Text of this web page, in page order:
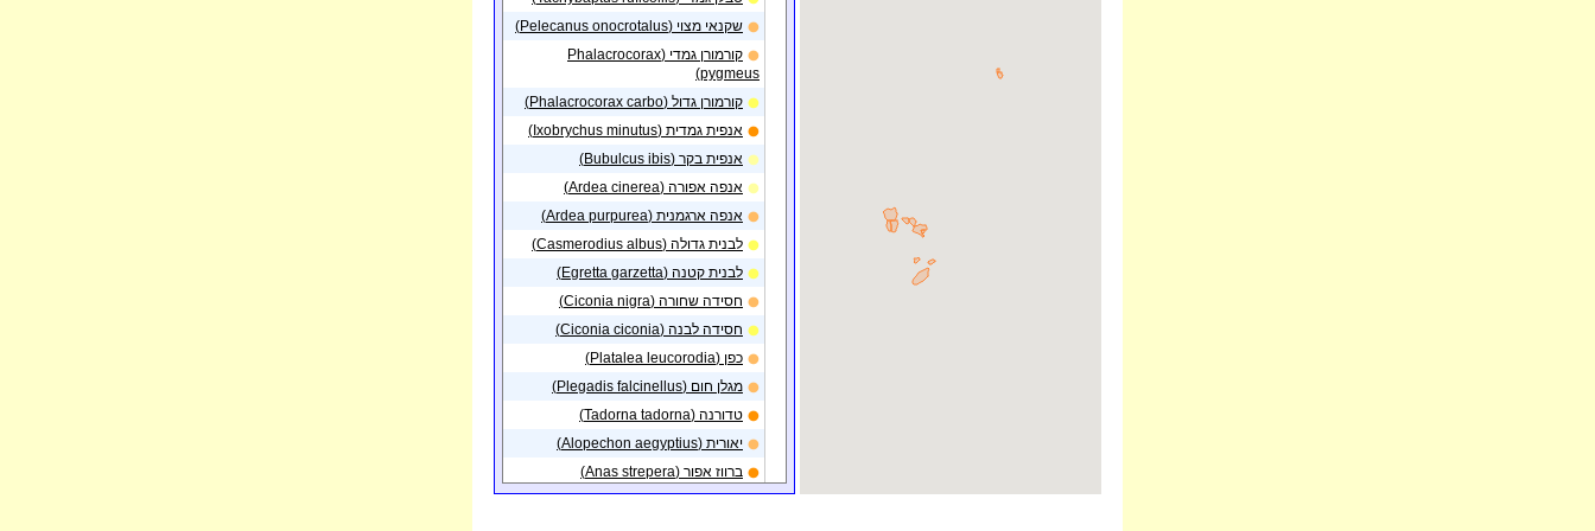
שקנאי מצוי (Pelecanus onocrotalus)
קורמורן גמדי (Phalacrocorax
pygmeus)
קורמורן גדול (Phalacrocorax carbo)
אנפית גמדית (Ixobrychus minutus)
אנפית בקר (Bubulcus ibis)
אנפה אפורה (Ardea cinerea)
אנפה ארגמנית (Ardea purpurea)
לבנית גדולה (Casmerodius albus)
לבנית קטנה (Egretta garzetta)
חסידה שחורה (Ciconia nigra)
חסידה לבנה (Ciconia ciconia)
כפן (Platalea leucorodia)
מגלן חום (Plegadis falcinellus)
טדורנה (Tadorna tadorna)
יאורית (Alopechon aegyptius)
ברווז אפור (Anas strepera)
18/01/2014
תצפית באזורכפר רופין
טיבוע ותצפית באזור
דודאים
20/12/2013
תצפית באזוראורים -
מזרח
20/12/2013
תצפית באזוראורים -
20/12/2013
שדות
הנגב
10/12/2013
תצפית בנקודה באזור
אשל הנשיא
19/11/2013
תצפית בנקודה באזור
באר שבע (עיר)
19/11/2013
תצפית בנקודה באזור
באר שבע (עיר)
15/11/2013
תצפית בנקודה באזור
משאבי שדה - טללים
15/11/2013
תצפית בנקודה באזור
תצפית בנקודה באזור